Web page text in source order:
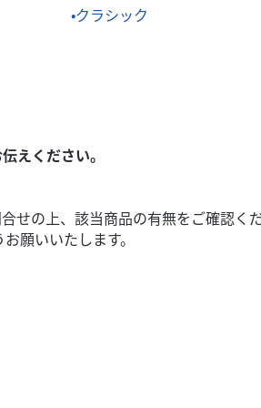
クラシック
えください。
せの上、該当商品の有無をご確認く
願いいたします。